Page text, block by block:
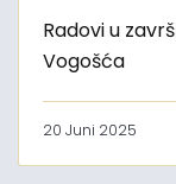
Radovi u
Vogošća
20 Juni 2025